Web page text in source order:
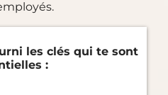
les clés qui te sont
: